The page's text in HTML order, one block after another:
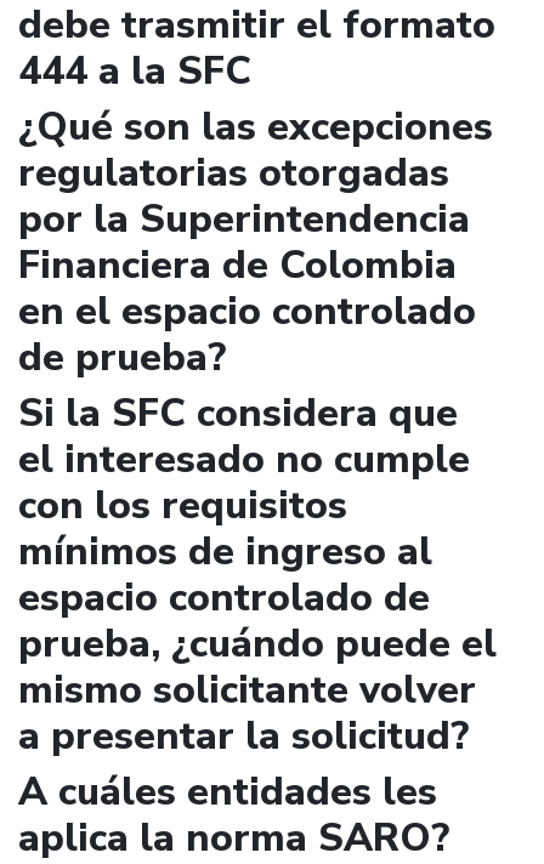
debe trasmitir el formato
444 a la SFC
¿Qué son las excepciones
regulatorias otorgadas
por la Superintendencia
Financiera de Colombia
en el espacio controlado
de prueba?
Si la SFC considera que
el interesado no cumple
con los requisitos
mínimos de ingreso al
espacio controlado de
prueba, ¿cuándo puede el
mismo solicitante volver
a presentar la solicitud?
A cuáles entidades les
aplica la norma SARO?